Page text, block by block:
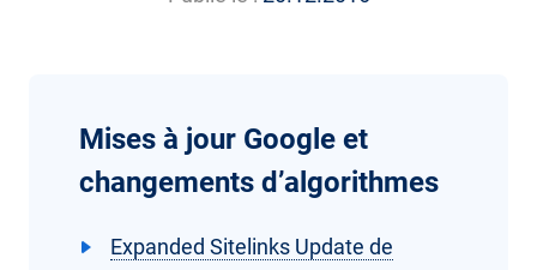
Mises à jour Google et
changements d’algorithmes
Expanded Sitelinks Update de